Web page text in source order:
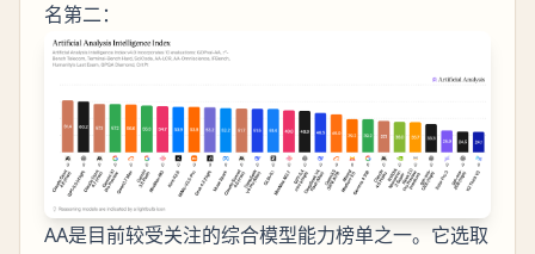
名第二：
AA是目前较受关注的综合模型能力榜单之一。它选取